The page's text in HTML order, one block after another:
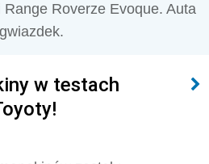
Roverze Evoque. Auta
w testach